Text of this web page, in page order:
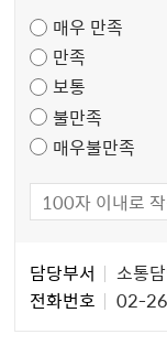
도
조
사
매우 만족
만족
보통
불만족
매우불만족
자
담당부서
소통
전화번호
02-